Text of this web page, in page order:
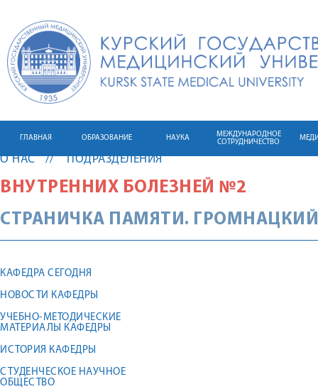
ГЛАВНАЯ ОБРАЗОВАНИЕ НАУКА
МЕЖДУНАРОДНОЕ
СОТРУДНИЧЕСТВО
О НАС ПОДРАЗДЕЛЕНИЯ
ВНУТРЕННИХ БОЛЕЗНЕЙ №2
СТРАНИЧКА ПАМЯТИ.
КАФЕДРА СЕГОДНЯ
НОВОСТИ КАФЕДРЫ
УЧЕБНО-МЕТОДИЧЕСКИЕ
МАТЕРИАЛЫ КАФЕДРЫ
ИСТОРИЯ КАФЕДРЫ
СТУДЕНЧЕСКОЕ НАУЧНОЕ
ОБЩЕСТВО